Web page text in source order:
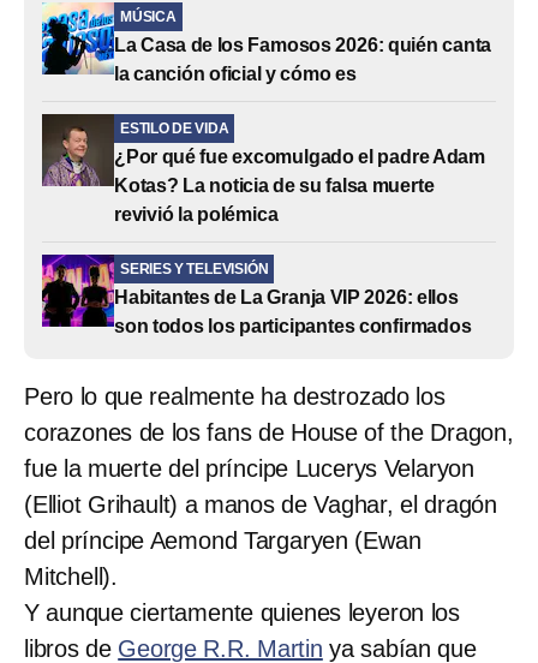
MÚSICA
La Casa de los Famosos 2026: quién canta
la canción oficial y cómo es
ESTILO DE VIDA
¿Por qué fue excomulgado el padre Adam
Kotas? La noticia de su falsa muerte
revivió la polémica
SERIES Y TELEVISIÓN
Habitantes de La Granja VIP 2026: ellos
son todos los participantes confirmados
Pero lo que realmente ha destrozado los
corazones de los fans de House of the Dragon,
fue la muerte del príncipe Lucerys Velaryon
(Elliot Grihault) a manos de Vaghar, el dragón
del príncipe Aemond Targaryen (Ewan
Mitchell).
Y aunque ciertamente quienes leyeron los
libros de George R.R. Martin ya sabían que